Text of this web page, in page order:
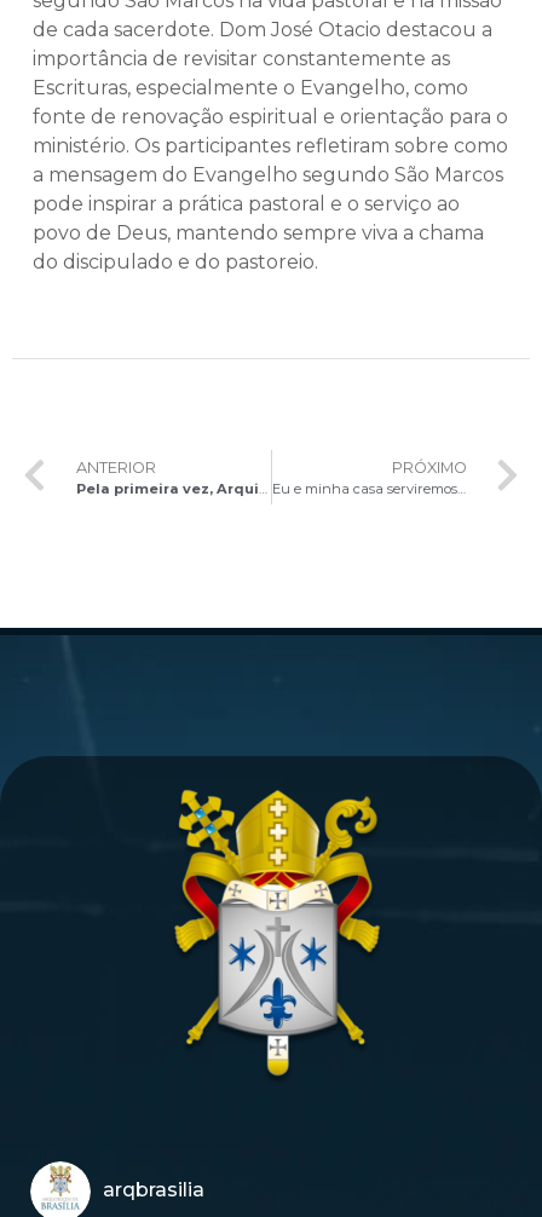
de cada sacerdote. Dom José Otacio destacou a
importância de revisitar constantemente as
Escrituras, especialmente o Evangelho, como
fonte de renovação espiritual e orientação para o
ministério. Os participantes refletiram sobre como
a mensagem do Evangelho segundo São Marcos
pode inspirar a prática pastoral e o serviço ao
povo de Deus, mantendo sempre viva a chama
do discipulado e do pastoreio.
ANTERIOR PRÓXIMO
Eu e minha casa serviremos ao Senhor
arqbrasilia